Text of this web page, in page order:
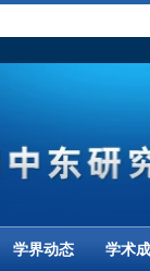
学界动态 学术